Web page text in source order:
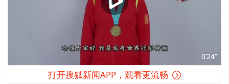
0’24’’
打开搜狐新闻APP，观看更流畅